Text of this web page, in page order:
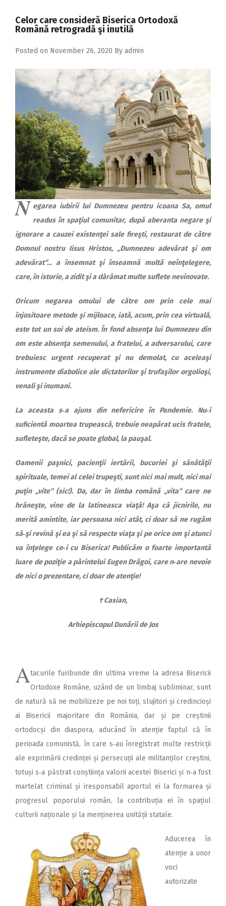
2017
2014
2012
2011
2010
2009
Celor care consideră Biserica Ortodoxă
Română retrogradă şi inutilă
Posted on November 26, 2020 By admin
N egarea iubirii lui Dumnezeu pentru icoana Sa, omul
readus în spaţiul comunitar, după aberanta negare şi
ignorare a cauzei existenţei sale fireşti, restaurat de către
Domnul nostru Iisus Hristos, „Dumnezeu adevărat şi om
adevărat“… a însemnat şi înseamnă multă neînţelegere,
care, în istorie, a zidit şi a dărâmat multe suflete nevinovate.
Oricum negarea omului de către om prin cele mai
înjositoare metode şi mijloace, iată, acum, prin cea virtuală,
este tot un soi de ateism. În fond absenţa lui Dumnezeu din
om este absenţa semenului, a fratelui, a adversarului, care
trebuiesc urgent recuperat şi nu demolat, cu aceleaşi
instrumente diabolice ale dictatorilor şi trufaşilor orgolioşi,
venali şi inumani.
La aceasta s‑a ajuns din nefericire în Pandemie. Nu‑i
suficientă moartea trupească, trebuie neapărat ucis fratele,
sufleteşte, dacă se poate global, la pauşal.
Oamenii paşnici, pacienţii iertării, bucuriei şi sănătăţii
spirituale, temei al celei trupeşti, sunt nici mai mult, nici mai
puţin „vite“ (sic!). Da, dar în limba română „vita“ care ne
hrăneşte, vine de la latineasca viaţă! Aşa că jicnirile, nu
merită amintite, iar persoana nici atât, ci doar să ne rugăm
să‑şi revină şi ea şi să respecte viaţa şi pe orice om şi atunci
va înţelege ce‑i cu Biserica! Publicăm o foarte importantă
luare de poziţie a părintelui Eugen Drăgoi, care n‑are nevoie
de nici o prezentare, ci doar de atenţie!
† Casian,
Arhiepiscopul Dunării de Jos
Atacurile furibunde din ultima vreme la adresa Bisericii
Ortodoxe Române, uzând de un limbaj subliminar, sunt
de natură să ne mobilizeze pe noi toți, slujitori și credincioși
ai Bisericii majoritare din România, dar și pe creștinii
ortodocși din diaspora, aducând în atenție faptul că în
perioada comunistă, în care s‑au înregistrat multe restricții
ale exprimării credinței și persecuții ale mi­litanților creștini,
to­tuși s‑a păstrat conștiința valorii acestei Biserici și n‑a fost
martelat criminal și iresponsabil aportul ei la formarea și
progresul poporului român, la contribuția ei în spațiul
culturii naționale și la menținerea unității statale.
Aducerea în
aten­ție a unor
voci
autorizate